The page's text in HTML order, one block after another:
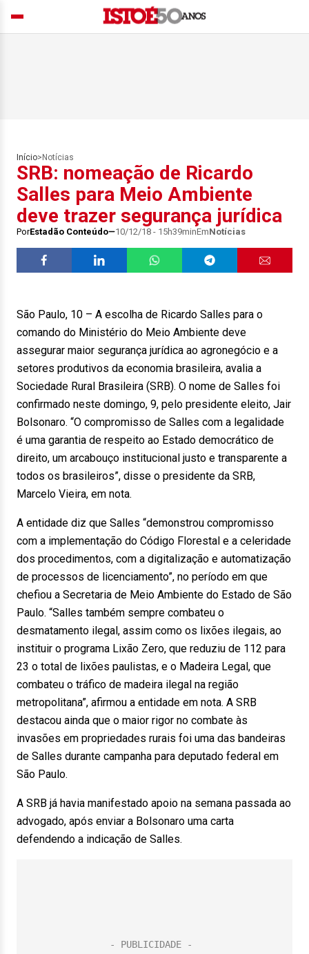
Início> Notícias
SRB: nomeação de Ricardo
Salles para Meio Ambiente
deve trazer segurança jurídica
PorEstadão Conteúdo 10/12/18 - 15h39minEmNotícias
São Paulo, 10 – A escolha de Ricardo Salles para o
comando do Ministério do Meio Ambiente deve
assegurar maior segurança jurídica ao agronegócio e a
setores produtivos da economia brasileira, avalia a
Sociedade Rural Brasileira (SRB). O nome de Salles foi
confirmado neste domingo, 9, pelo presidente eleito, Jair
Bolsonaro. “O compromisso de Salles com a legalidade
é uma garantia de respeito ao Estado democrático de
direito, um arcabouço institucional justo e transparente a
todos os brasileiros”, disse o presidente da SRB,
Marcelo Vieira, em nota.
A entidade diz que Salles “demonstrou compromisso
com a implementação do Código Florestal e a celeridade
dos procedimentos, com a digitalização e automatização
de processos de licenciamento”, no período em que
chefiou a Secretaria de Meio Ambiente do Estado de São
Paulo. “Salles também sempre combateu o
desmatamento ilegal, assim como os lixões ilegais, ao
instituir o programa Lixão Zero, que reduziu de 112 para
23 o total de lixões paulistas, e o Madeira Legal, que
combateu o tráfico de madeira ilegal na região
metropolitana”, afirmou a entidade em nota. A SRB
destacou ainda que o maior rigor no combate às
invasões em propriedades rurais foi uma das bandeiras
de Salles durante campanha para deputado federal em
São Paulo.
A SRB já havia manifestado apoio na semana passada ao
advogado, após enviar a Bolsonaro uma carta
defendendo a indicação de Salles.